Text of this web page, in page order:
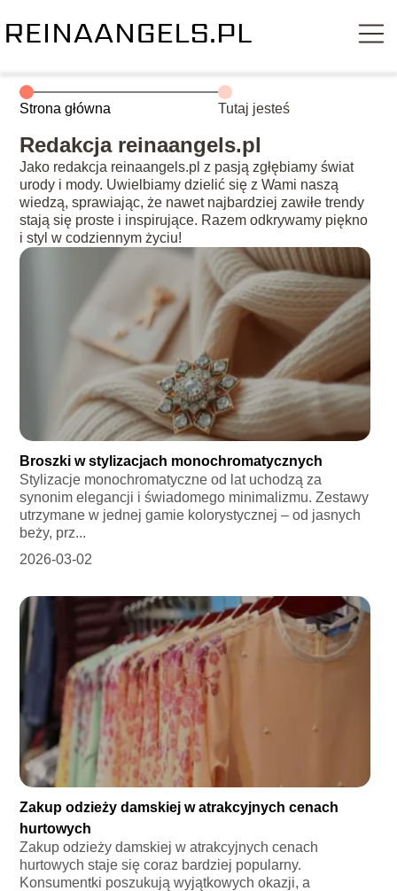
Strona główna Tutaj jesteś
Redakcja reinaangels.pl
Jako redakcja reinaangels.pl z pasją zgłębiamy świat
urody i mody. Uwielbiamy dzielić się z Wami naszą
wiedzą, sprawiając, że nawet najbardziej zawiłe trendy
stają się proste i inspirujące. Razem odkrywamy piękno
i styl w codziennym życiu!
Broszki w stylizacjach monochromatycznych
Stylizacje monochromatyczne od lat uchodzą za
synonim elegancji i świadomego minimalizmu. Zestawy
utrzymane w jednej gamie kolorystycznej – od jasnych
beży, prz...
2026-03-02
Zakup odzieży damskiej w atrakcyjnych cenach
hurtowych
Zakup odzieży damskiej w atrakcyjnych cenach
hurtowych staje się coraz bardziej popularny.
Konsumentki poszukują wyjątkowych okazji, a